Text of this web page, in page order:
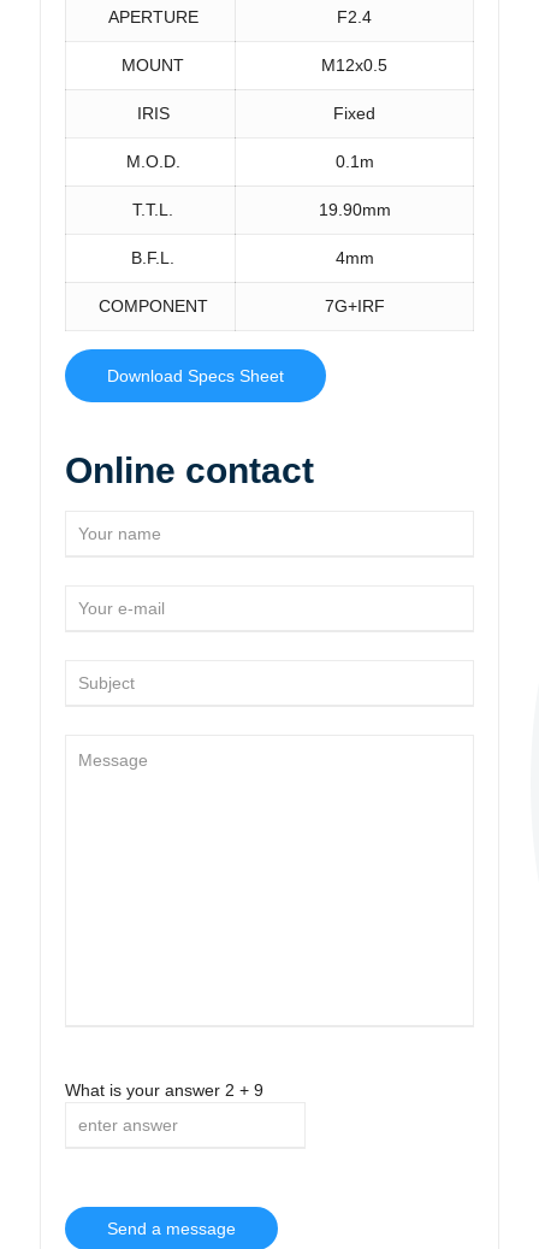
APERTURE F2.4
MOUNT M12x0.5
IRIS Fixed
M.O.D. 0.1m
T.T.L. 19.90mm
B.F.L. 4mm
COMPONENT 7G+IRF
Download Specs Sheet
Online contact
What is your answer 2 + 9